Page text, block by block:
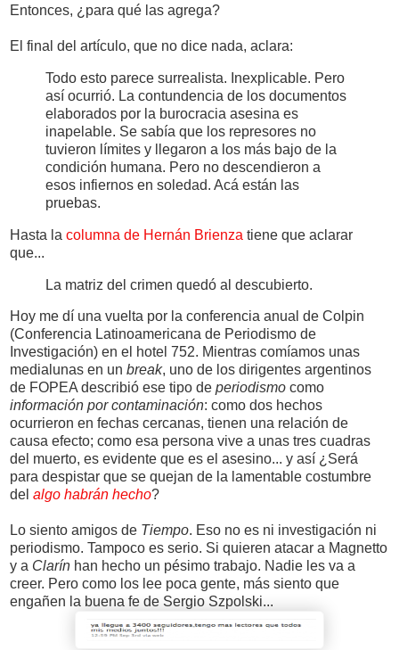
Entonces, ¿para qué las agrega?
El final del artículo, que no dice nada, aclara:
Todo esto parece surrealista. Inexplicable. Pero
así ocurrió. La contundencia de los documentos
elaborados por la burocracia asesina es
inapelable. Se sabía que los represores no
tuvieron límites y llegaron a los más bajo de la
condición humana. Pero no descendieron a
esos infiernos en soledad. Acá están las
pruebas.
Hasta la columna de Hernán Brienza tiene que aclarar
que...
La matriz del crimen quedó al descubierto.
Hoy me dí una vuelta por la conferencia anual de Colpin
(Conferencia Latinoamericana de Periodismo de
Investigación) en el hotel 752. Mientras comíamos unas
medialunas en un break, uno de los dirigentes argentinos
de FOPEA describió ese tipo de periodismo como
información por contaminación: como dos hechos
ocurrieron en fechas cercanas, tienen una relación de
causa efecto; como esa persona vive a unas tres cuadras
del muerto, es evidente que es el asesino... y así ¿Será
para despistar que se quejan de la lamentable costumbre
del algo habrán hecho?
Lo siento amigos de Tiempo. Eso no es ni investigación ni
periodismo. Tampoco es serio. Si quieren atacar a Magnetto
y a Clarín han hecho un pésimo trabajo. Nadie les va a
creer. Pero como los lee poca gente, más siento que
engañen la buena fe de Sergio Szpolski...